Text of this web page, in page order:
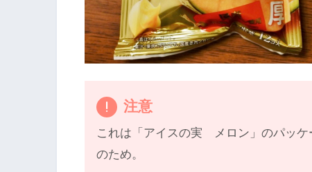
注意
これは「アイスの実 メロン」のパッケ
のため。